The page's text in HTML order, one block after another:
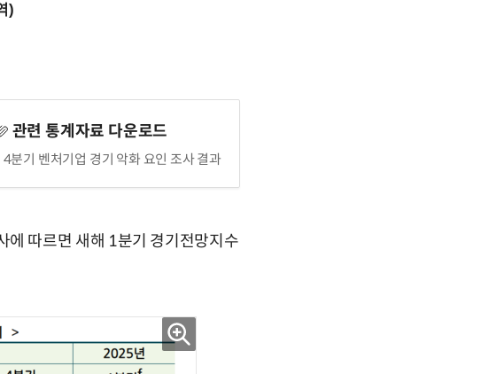
)
관련 통계자료 다운로드
4분기 벤처기업 경기 악화 요인 조사 결과
에 따르면 새해 1분기 경기전망지수